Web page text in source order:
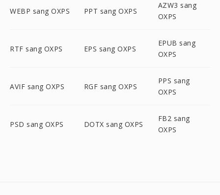
WEBP sang OXPS PPT sang OXPS
AZW3 sang
OXPS
RTF sang OXPS EPS sang OXPS
EPUB sang
OXPS
AVIF sang OXPS RGF sang OXPS
PPS sang
OXPS
PSD sang OXPS DOTX sang OXPS
FB2 sang
OXPS